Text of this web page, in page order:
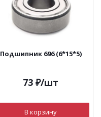
Подшипник 696 (6*15*5)
73 ₽/шт
В корзину